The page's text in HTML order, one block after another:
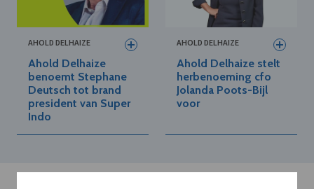
AHOLD DELHAIZE
Ahold Delhaize
benoemt Stephane
Deutsch tot brand
president van Super
Indo
AHOLD DELHAIZE
Ahold Delhaize stelt
herbenoeming cfo
Jolanda Poots-Bijl
voor